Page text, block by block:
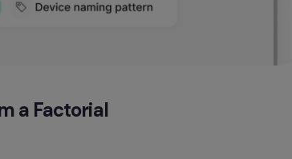
a Factorial